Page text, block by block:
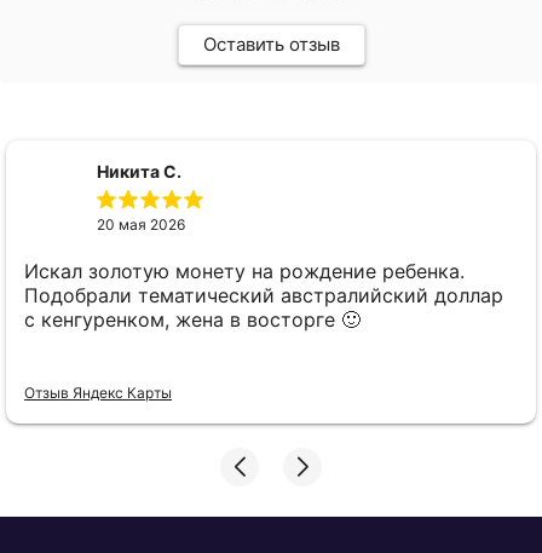
Оставить отзыв
Никита С.
20 мая 2026
Искал золотую монету на рождение ребенка.
Подобрали тематический австралийский доллар
с кенгуренком, жена в восторге 🙂
Отзыв Яндекс Карты